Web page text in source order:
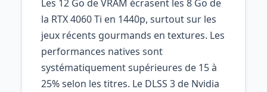
Les 12 Go de VRAM écrasent les 8 Go de
la RTX 4060 Ti en 1440p, surtout sur les
jeux récents gourmands en textures. Les
performances natives sont
systématiquement supérieures de 15 à
25% selon les titres. Le DLSS 3 de Nvidia